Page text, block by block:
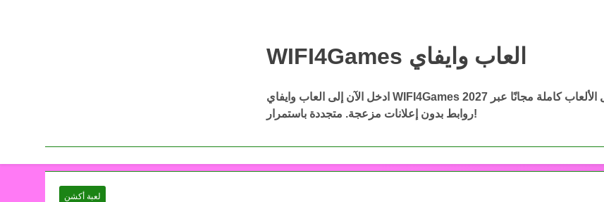
WIFI4Games العاب وايفاي
WIFI4Games العاب وايفاي
ادخل الآن إلى العاب وايفاي WIFI4Games 2027 وحمّل أفضل الألعاب كاملة مجانًا عبر
روابط بدون إعلانات مزعجة. متجددة باستمرار!
لعبة أكشن